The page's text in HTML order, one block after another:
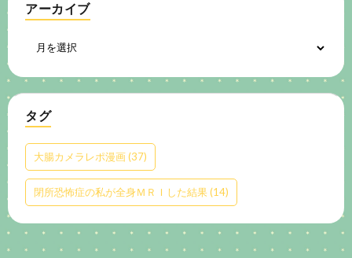
アーカイブ
タグ
大腸カメラレポ漫画(37)
閉所恐怖症の私が全身ＭＲＩした結果(14)